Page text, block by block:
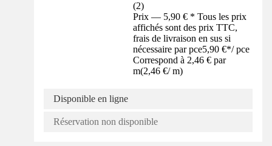
(2)
Prix — 5,90 € * Tous les prix
affichés sont des prix TTC,
frais de livraison en sus si
nécessaire par pce5,90 €*/ pce
Correspond à 2,46 € par
m(2,46 €/ m)
Disponible en ligne
Réservation non disponible